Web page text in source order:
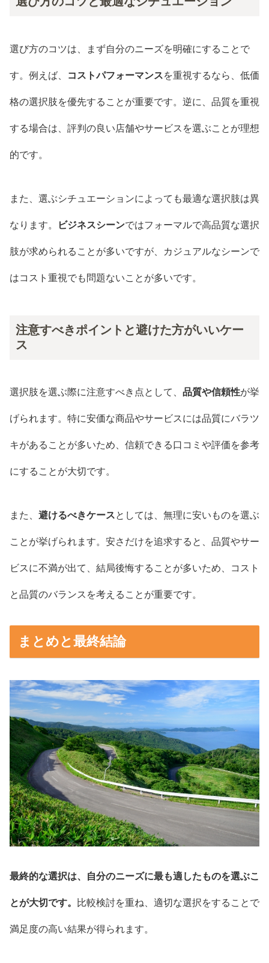
選び方のコツは、まず自分のニーズを明確にすることで
す。例えば、 コストパフォーマンスを重視するなら、低価
格の選択肢を優先することが重要です。逆に、品質を重視
する場合は、評判の良い店舗やサービスを選ぶことが理想
的です。
また、選ぶシチュエーションによっても最適な選択肢は異
なります。 ビジネスシーンではフォーマルで高品質な選択
肢が求められることが多いですが、カジュアルなシーンで
はコスト重視でも問題ないことが多いです。
注意すべきポイントと避けた方がいいケー
ス
選択肢を選ぶ際に注意すべき点として、 品質や信頼性が挙
げられます。特に安価な商品やサービスには品質にバラツ
キがあることが多いため、信頼できる口コミや評価を参考
にすることが大切です。
また、 避けるべきケースとしては、無理に安いものを選ぶ
ことが挙げられます。安さだけを追求すると、品質やサー
ビスに不満が出て、結局後悔することが多いため、コスト
と品質のバランスを考えることが重要です。
まとめと最終結論
最終的な選択は、自分のニーズに最も適したものを選ぶこ
とが大切です。 比較検討を重ね、適切な選択をすることで
満足度の高い結果が得られます。